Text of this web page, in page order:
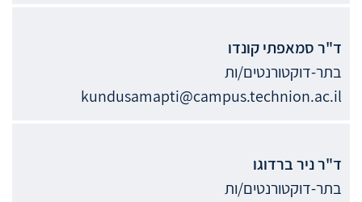
ד"רסמאפתיקונדו
בתר-דוקטורנטים/ות
kundusamapti@campus.technion.ac.il
ד"רנירברדוגו
בתר-דוקטורנטים/ות